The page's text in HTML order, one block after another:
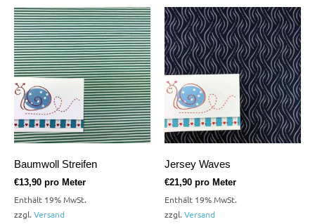
Baumwoll Streifen
€13,90 pro Meter
Enthält 19% MwSt.
zzgl. Versand
Jersey Waves
€21,90 pro Meter
Enthält 19% MwSt.
zzgl. Versand